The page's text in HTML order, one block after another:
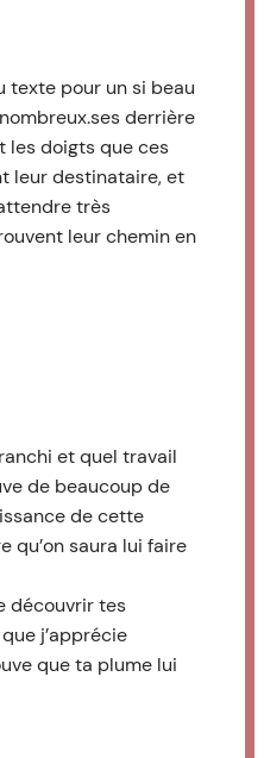
texte pour un si beau
derrière
les doigts que ces
leur destinataire, et
très
leur chemin en
et quel travail
de beaucoup de
de cette
qu’on saura lui faire
découvrir tes
j’apprécie
que ta plume lui